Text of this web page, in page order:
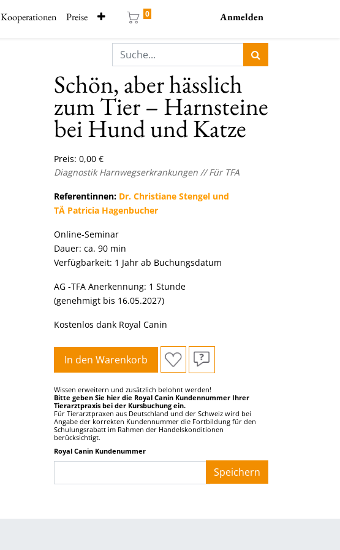
Kooperationen Preise 0 Anmelden
Schön, aber hässlich
zum Tier – Harnsteine
bei Hund und Katze
Preis: 0,00 €
Diagnostik Harnwegserkrankungen // Für TFA
Referentinnen: Dr. Christiane Stengel und
TÄ Patricia Hagenbucher
Online-Seminar
Dauer: ca. 90 min
Verfügbarkeit: 1 Jahr ab Buchungsdatum
AG -TFA Anerkennung: 1 Stunde
(genehmigt bis 16.05.2027)
Kostenlos dank Royal Canin
In den Warenkorb
Wissen erweitern und zusätzlich belohnt werden!
Bitte geben Sie hier die Royal Canin Kundennummer Ihrer
Tierarztpraxis bei der Kursbuchung ein.
Für Tierarztpraxen aus Deutschland und der Schweiz wird bei
Angabe der korrekten Kundennummer die Fortbildung für den
Schulungsrabatt im Rahmen der Handelskonditionen
berücksichtigt.
Royal Canin Kundenummer
Speichern